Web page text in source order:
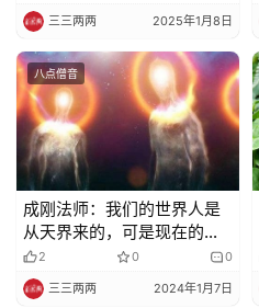
三三两两 2025年1月8日
八点僧音
成刚法师：我们的世界人是
从天界来的，可是现在的人
为什么变成这样？
2 0 0
三三两两 2024年1月7日